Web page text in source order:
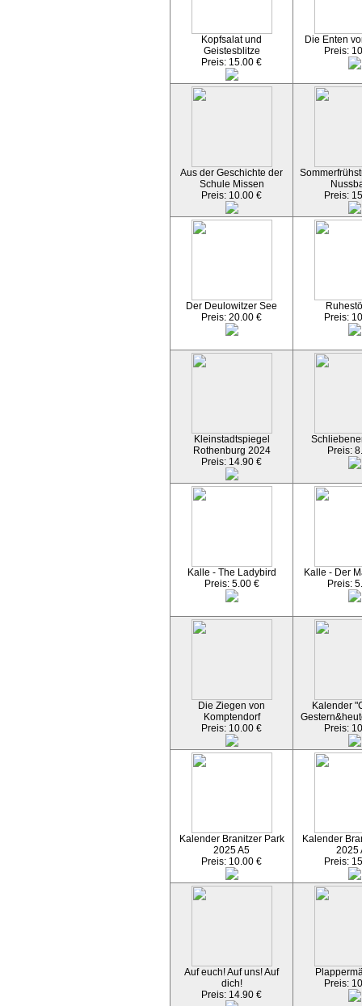
Kopfsalat und
Geistesblitze
Preis: 15.00 €
Die Enten
Preis:
Aus der Geschichte der
Schule Missen
Preis: 10.00 €
Preis:
Der Deulowitzer See
Preis: 20.00 €
Preis:
Kleinstadtspiegel
Rothenburg 2024
Preis: 14.90 €
Preis:
Kalle - The Ladybird
Preis: 5.00 €
Kalle - Der
Preis:
Die Ziegen von
Komptendorf
Preis: 10.00 €
Kalender
Preis:
Kalender Branitzer Park
2025 A5
Preis: 10.00 €
Kalender
2025
Preis:
Auf euch! Auf uns! Auf
dich!
Preis: 14.90 €
Preis: